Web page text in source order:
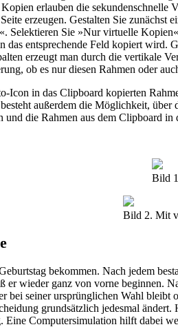
erlauben die sekundenschnelle
erzeugen. Gestalten Sie
Selektieren Sie »Nur virtuelle
das entsprechende Feld kopiert
erzeugt man durch die vertikale
ob es nur diesen Rahmen oder
Icon in das Clipboard kopierten
außerdem die Möglichkeit,
die Rahmen aus dem Clipboard in
Bild
Bild 2. Mit
bekommen. Nach jedem
er wieder ganz von vorne beginnen.
bei seiner ursprünglichen Wahl
grundsätzlich jedesmal
Computersimulation hilft dabei